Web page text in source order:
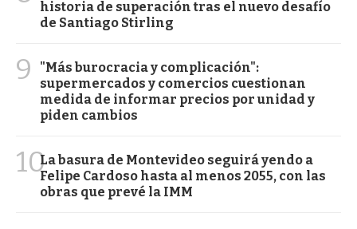
historia de superación tras el nuevo desafío
de Santiago Stirling
9
"Más burocracia y complicación":
supermercados y comercios cuestionan
medida de informar precios por unidad y
piden cambios
10La basura de Montevideo seguirá yendo a
Felipe Cardoso hasta al menos 2055, con las
obras que prevé la IMM